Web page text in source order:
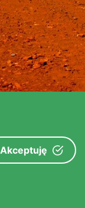
Akceptuję